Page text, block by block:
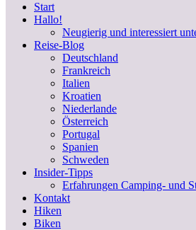
Start
Hallo!
Neugierig und interessiert
Reise-Blog
Deutschland
Frankreich
Italien
Kroatien
Niederlande
Österreich
Portugal
Spanien
Schweden
Insider-Tipps
Erfahrungen Camping- und
Kontakt
Hiken
Biken